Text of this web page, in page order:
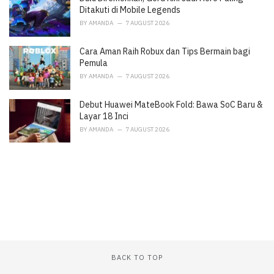
:
Ditakuti di Mobile Legends
BY AMANDA 7 AUGUST 2026
Cara Aman Raih Robux dan Tips Bermain bagi
Pemula
BY AMANDA 7 AUGUST 2026
Debut Huawei MateBook Fold: Bawa SoC Baru &
Layar 18 Inci
BY AMANDA 7 AUGUST 2026
BACK TO TOP